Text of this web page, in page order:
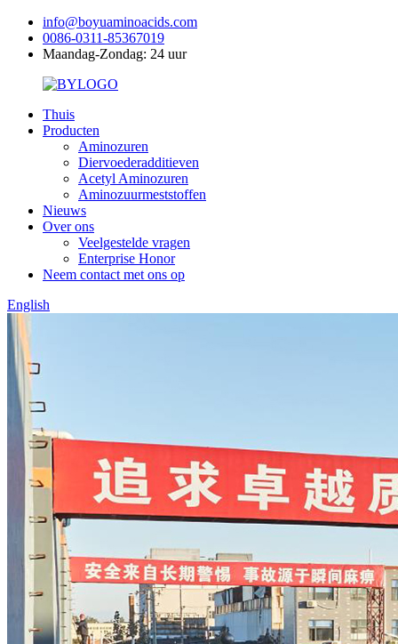
info@boyuaminoacids.com
0086-0311-85367019
Maandag-Zondag: 24 uur
Thuis
Producten
Aminozuren
Diervoederadditieven
Acetyl Aminozuren
Aminozuurmeststoffen
Nieuws
Over ons
Veelgestelde vragen
Enterprise Honor
Neem contact met ons op
English